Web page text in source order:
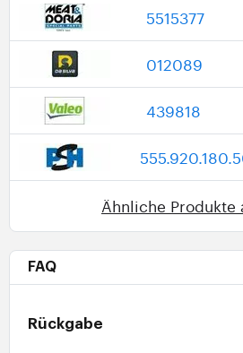
5515377
012089
439818
Ähnliche Produkte
FAQ
Rückgabe